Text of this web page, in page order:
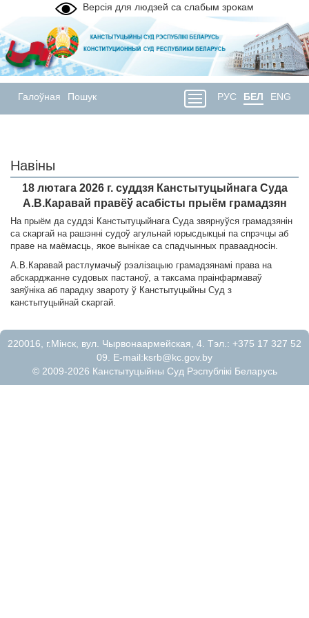
Версія для людзей са слабым зрокам
Галоўная Пошук РУС БЕЛ ENG
Навіны
18 лютага 2026 г. суддзя Канстытуцыйнага Суда
А.В.Каравай правёў асабісты прыём грамадзян
На прыём да суддзі Канстытуцыйнага Суда звярнуўся грамадзянін
са скаргай на рашэнні судоў агульнай юрысдыкцыі па спрэчцы аб
праве на маёмасць, якое вынікае са спадчынных праваадносін.
А.В.Каравай растлумачыў рэалізацыю грамадзянамі права на
абскарджанне судовых пастаноў, а таксама праінфармаваў
заяўніка аб парадку звароту ў Канстытуцыйны Суд з
канстытуцыйнай скаргай.
220016, г.Мiнск, вул. Чырвонаармейская, 4. Тэл.: +375 17 327 52
09. E-mail:ksrb@kc.gov.by
© 2009-2026 Канстытуцыйны Суд Рэспублікі Беларусь